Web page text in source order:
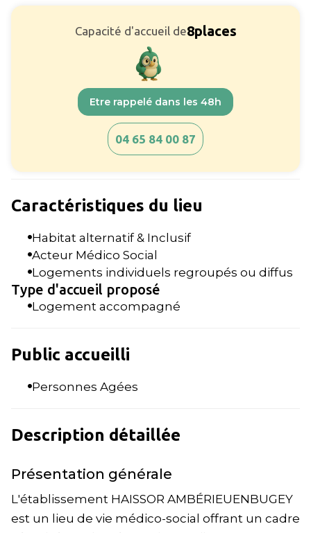
Capacité d'accueil de8places
Etre rappelé dans les 48h
04 65 84 00 87
Caractéristiques du lieu
Habitat alternatif & Inclusif
Acteur Médico Social
Logements individuels regroupés ou diffus
Type d'accueil proposé
Logement accompagné
Public accueilli
Personnes Agées
Description détaillée
Présentation générale
L'établissement HAISSOR AMBÉRIEUENBUGEY
est un lieu de vie médico-social offrant un cadre